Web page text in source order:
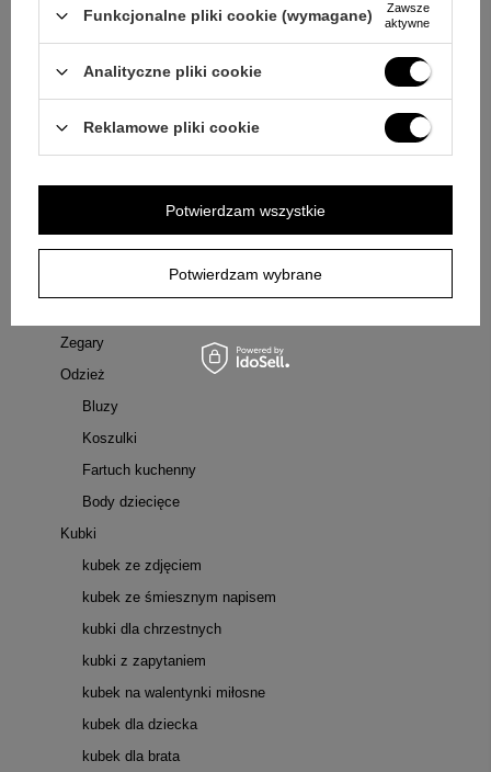
Kubki termiczne
Pozytywki
Bluzy
Karafki szklane
Zakładki do książki
Zegary
Odzież
Bluzy
Koszulki
Fartuch kuchenny
Body dziecięce
Kubki
kubek ze zdjęciem
kubek ze śmiesznym napisem
kubki dla chrzestnych
kubki z zapytaniem
kubek na walentynki miłosne
kubek dla dziecka
kubek dla brata
Funkcjonalne pliki cookie (wymagane)
Zawsze
aktywne
Analityczne pliki cookie
Reklamowe pliki cookie
Potwierdzam wybrane
Potwierdzam wszystkie